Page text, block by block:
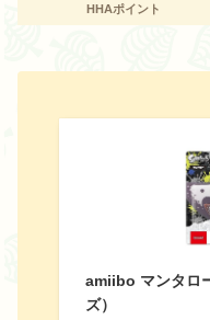
HHAポイント
amiibo マンタロ
ズ）